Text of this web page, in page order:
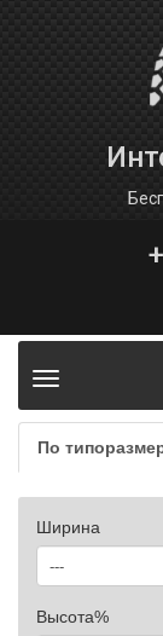
Toggle
По
Ширина
Высота%